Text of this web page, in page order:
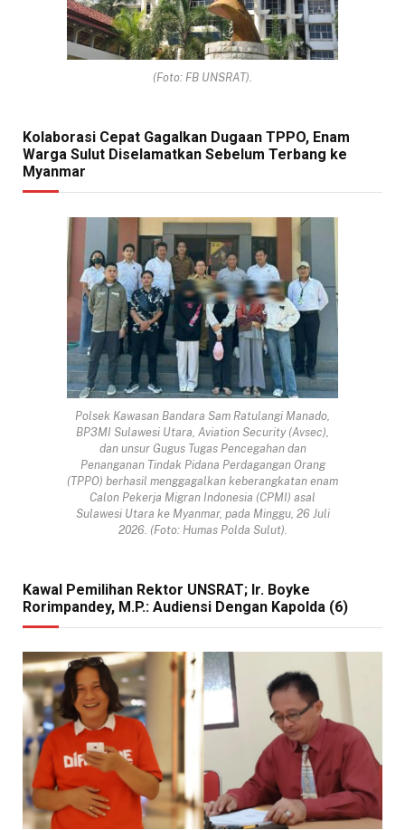
(Foto: FB UNSRAT).
Kolaborasi Cepat Gagalkan Dugaan TPPO, Enam
Warga Sulut Diselamatkan Sebelum Terbang ke
Myanmar
Polsek Kawasan Bandara Sam Ratulangi Manado,
BP3MI Sulawesi Utara, Aviation Security (Avsec),
dan unsur Gugus Tugas Pencegahan dan
Penanganan Tindak Pidana Perdagangan Orang
(TPPO) berhasil menggagalkan keberangkatan enam
Calon Pekerja Migran Indonesia (CPMI) asal
Sulawesi Utara ke Myanmar, pada Minggu, 26 Juli
2026. (Foto: Humas Polda Sulut).
Kawal Pemilihan Rektor UNSRAT; Ir. Boyke
Rorimpandey, M.P.: Audiensi Dengan Kapolda (6)